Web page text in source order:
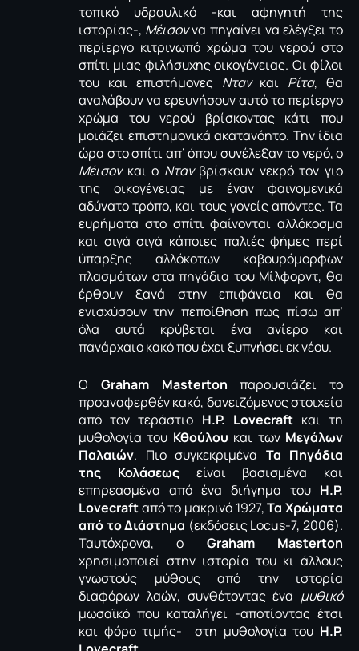
τοπικό υδραυλικό -και αφηγητή της
ιστορίας-, Μέισοννα πηγαίνει να ελέγξει το
περίεργο κιτρινωπό χρώμα του νερού στο
σπίτι μιας φιλήσυχης οικογένειας. Οι φίλοι
του και επιστήμονες Ντανκαι Ρίτα, θα
αναλάβουν να ερευνήσουν αυτό το περίεργο
χρώμα του νερού βρίσκοντας κάτι που
μοιάζει επιστημονικά ακατανόητο. Την ίδια
ώρα στο σπίτι απ’ όπου συνέλεξαν το νερό, ο
Μέισονκαι ο Ντανβρίσκουν νεκρό τον γιο
της οικογένειας με έναν φαινομενικά
αδύνατο τρόπο, και τους γονείς απόντες. Τα
ευρήματα στο σπίτι φαίνονται αλλόκοσμα
και σιγά σιγά κάποιες παλιές φήμες περί
ύπαρξης αλλόκοτων καβουρόμορφων
πλασμάτων στα πηγάδια του Μίλφορντ, θα
έρθουν ξανά στην επιφάνεια και θα
ενισχύσουν την πεποίθηση πως πίσω απ’
όλα αυτά κρύβεται ένα ανίερο και
πανάρχαιο κακό που έχει ξυπνήσει εκ νέου.
Ο Graham Masterton παρουσιάζει το
προαναφερθέν κακό, δανειζόμενος στοιχεία
από τον τεράστιο H.P. Lovecraftκαι τη
μυθολογία του Κθούλου και των Μεγάλων
Παλαιών. Πιο συγκεκριμένα Τα Πηγάδια
της Κολάσεωςείναι βασισμένα και
επηρεασμένα από ένα διήγημα του H.P.
Lovecraftαπό το μακρινό 1927,Τα Χρώματα
από το Διάστημα (εκδόσεις Locus-7, 2006).
Ταυτόχρονα, ο Graham Masterton
χρησιμοποιεί στην ιστορία του κι άλλους
γνωστούς μύθους από την ιστορία
διαφόρων λαών, συνθέτοντας ένα μυθικό
μωσαϊκό που καταλήγει -αποτίοντας έτσι
και φόρο τιμής- στη μυθολογία του H.P.